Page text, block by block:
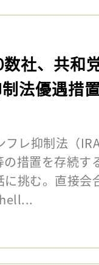
数社、共和
法優遇措
レ抑制法（
措置を存続
挑む。直接会